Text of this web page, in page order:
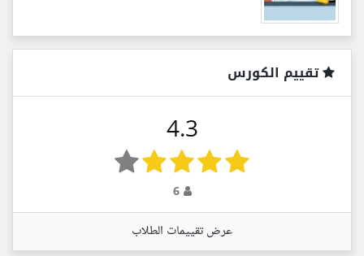
تقييم الكورس
4.3
6
عرض تقييمات الطلاب